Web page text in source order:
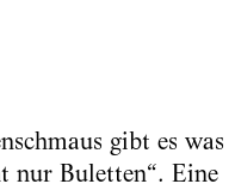
gibt es was
nur Buletten“. Eine